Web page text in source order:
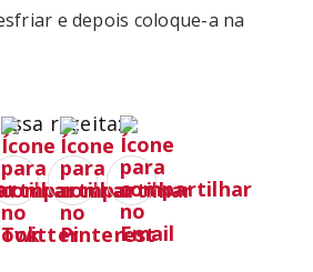
e depois coloque-a na
receita: